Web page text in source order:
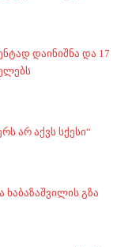
დაინიშნა და 17
არ აქვს სქესი“
ხაბაზაშვილის გზა